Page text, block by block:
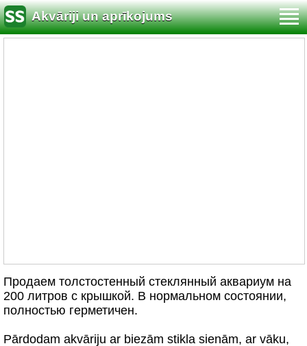
Akvāriji un aprīkojums
Продаем толстостенный стеклянный аквариум на
200 литров с крышкой. В нормальном состоянии,
полностью герметичен.
Pārdodam akvāriju ar biezām stikla sienām, ar vāku,